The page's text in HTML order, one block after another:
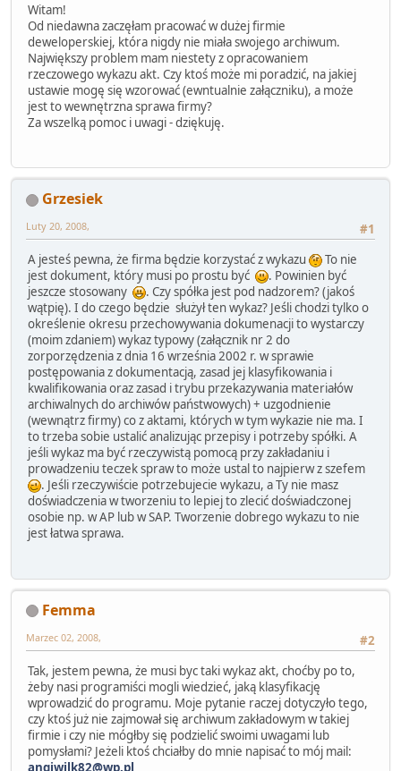
Witam!
Od niedawna zaczęłam pracować w dużej firmie
deweloperskiej, która nigdy nie miała swojego archiwum.
Największy problem mam niestety z opracowaniem
rzeczowego wykazu akt. Czy ktoś może mi poradzić, na jakiej
ustawie mogę się wzorować (ewntualnie załączniku), a może
jest to wewnętrzna sprawa firmy?
Za wszelką pomoc i uwagi - dziękuję.
Grzesiek
#1
Luty 20, 2008,
A jesteś pewna, że firma będzie korzystać z wykazu
To nie
jest dokument, który musi po prostu być
. Powinien być
jeszcze stosowany
. Czy spółka jest pod nadzorem? (jakoś
wątpię). I do czego będzie służył ten wykaz? Jeśli chodzi tylko o
określenie okresu przechowywania dokumenacji to wystarczy
(moim zdaniem) wykaz typowy (załącznik nr 2 do
zorporzędzenia z dnia 16 września 2002 r. w sprawie
postępowania z dokumentacją, zasad jej klasyfikowania i
kwalifikowania oraz zasad i trybu przekazywania materiałów
archiwalnych do archiwów państwowych) + uzgodnienie
(wewnątrz firmy) co z aktami, których w tym wykazie nie ma. I
to trzeba sobie ustalić analizując przepisy i potrzeby spółki. A
jeśli wykaz ma być rzeczywistą pomocą przy zakładaniu i
prowadzeniu teczek spraw to może ustal to najpierw z szefem
. Jeśli rzeczywiście potrzebujecie wykazu, a Ty nie masz
doświadczenia w tworzeniu to lepiej to zlecić doświadczonej
osobie np. w AP lub w SAP. Tworzenie dobrego wykazu to nie
jest łatwa sprawa.
Femma
#2
Marzec 02, 2008,
Tak, jestem pewna, że musi byc taki wykaz akt, choćby po to,
żeby nasi programiści mogli wiedzieć, jaką klasyfikację
wprowadzić do programu. Moje pytanie raczej dotyczyło tego,
czy ktoś już nie zajmował się archiwum zakładowym w takiej
firmie i czy nie mógłby się podzielić swoimi uwagami lub
pomysłami? Jeżeli ktoś chciałby do mnie napisać to mój mail:
angiwilk82@wp.pl